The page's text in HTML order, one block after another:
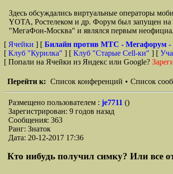
Здесь обсуждались виртуальные операторы
YOTA, Ростелеком и др. Форум был запущен на
"МегаФон-Москва" и являлся первым
[ Ячейки ] [ Билайн против МТС - Мегафорум -
[ Клуб "Курилка" ] [ Клуб "Старые Сell-ки" ] [
[ Попали на Ячейки из Яндекс или Google?
Перейти к: Список конференций • Список
Размещено пользователем : je7711 ()
Зарегистрирован: 9 годов назад
Сообщения: 363
Ранг: Знаток
Дата: 20-12-2017 17:36
Кто нибудь получил симку? Или все